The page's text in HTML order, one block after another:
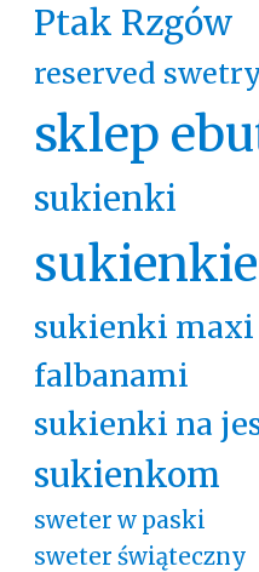
Ptak Rzgów
reserved
sklep
sukienki
sukienkie
sukienki maxi
falbanami
sukienki na
sukienkom
sweter w paski
sweter świąteczny